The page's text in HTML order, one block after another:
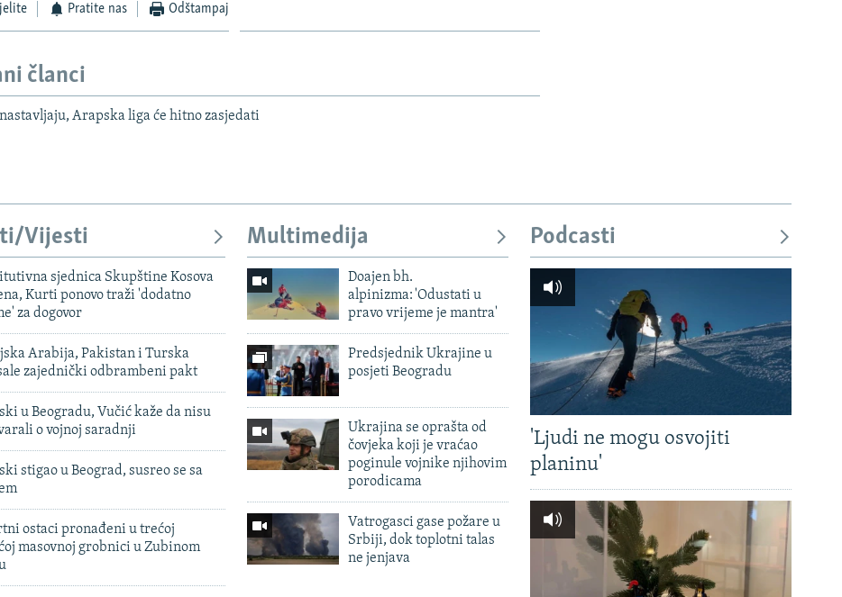
Pratite nas Odštampaj
članci
Arapska liga će hitno zasjedati
Vijesti
sjednica Skupštine Kosova
Kurti ponovo traži 'dodatno
za dogovor
Arabija, Pakistan i Turska
zajednički odbrambeni pakt
u Beogradu, Vučić kaže da nisu
o vojnoj saradnji
stigao u Beograd, susreo se sa
ostaci pronađeni u trećoj
masovnoj grobnici u Zubinom
Multimedija
Doajen bh.
alpinizma: 'Odustati u
pravo vrijeme je mantra'
Predsjednik Ukrajine u
posjeti Beogradu
Ukrajina se oprašta od
čovjeka koji je vraćao
poginule vojnike njihovim
porodicama
Vatrogasci gase požare u
Srbiji, dok toplotni talas
ne jenjava
Podcasti
'Ljudi ne mogu osvojiti
planinu'